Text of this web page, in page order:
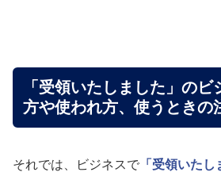
「受領いたしました」の
方や使われ方、使うときの
それでは、ビジネスで 「受領いたし